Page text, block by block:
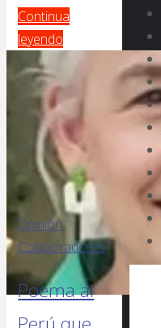
Continua
leyendo
Opinión
Colaboradores
Poema al